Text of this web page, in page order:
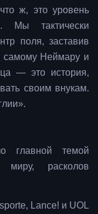
ж, это уровень
Мы тактически
поля, заставив
самому Неймару и
— это история,
своим внукам.
главной темой
расколов
Lance! и UOL